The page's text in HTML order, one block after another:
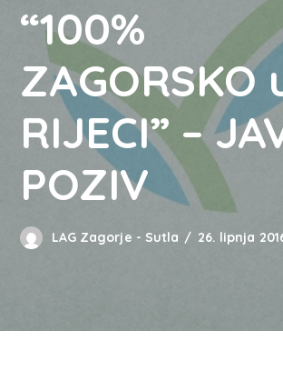
“100%
ZAGORSKO
RIJECI” –
POZIV
LAG Zagorje - Sutla 26. lipnja